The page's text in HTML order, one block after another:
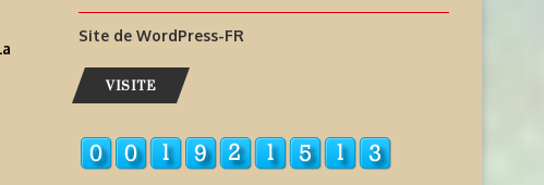
Site de WordPress-FR
VISITE